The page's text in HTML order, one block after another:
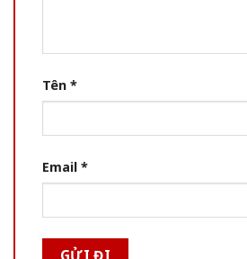
Tên *
Email *